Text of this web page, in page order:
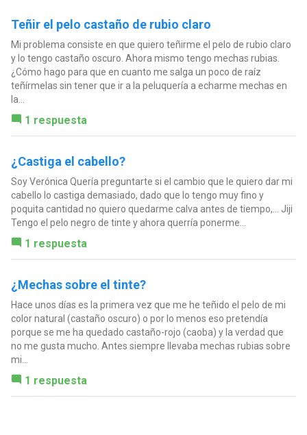
Teñir el pelo castaño de rubio claro
Mi problema consiste en que quiero teñirme el pelo de rubio claro
y lo tengo castaño oscuro. Ahora mismo tengo mechas rubias.
¿Cómo hago para que en cuanto me salga un poco de raíz
teñírmelas sin tener que ir a la peluquería a echarme mechas en
la...
1 respuesta
¿Castiga el cabello?
Soy Verónica Quería preguntarte si el cambio que le quiero dar mi
cabello lo castiga demasiado, dado que lo tengo muy fino y
poquita cantidad no quiero quedarme calva antes de tiempo,... Jiji
Tengo el pelo negro de tinte y ahora querría ponerme...
1 respuesta
¿Mechas sobre el tinte?
Hace unos días es la primera vez que me he teñido el pelo de mi
color natural (castaño oscuro) o por lo menos eso pretendía
porque se me ha quedado castaño-rojo (caoba) y la verdad que
no me gusta mucho. Antes siempre llevaba mechas rubias sobre
mi...
1 respuesta